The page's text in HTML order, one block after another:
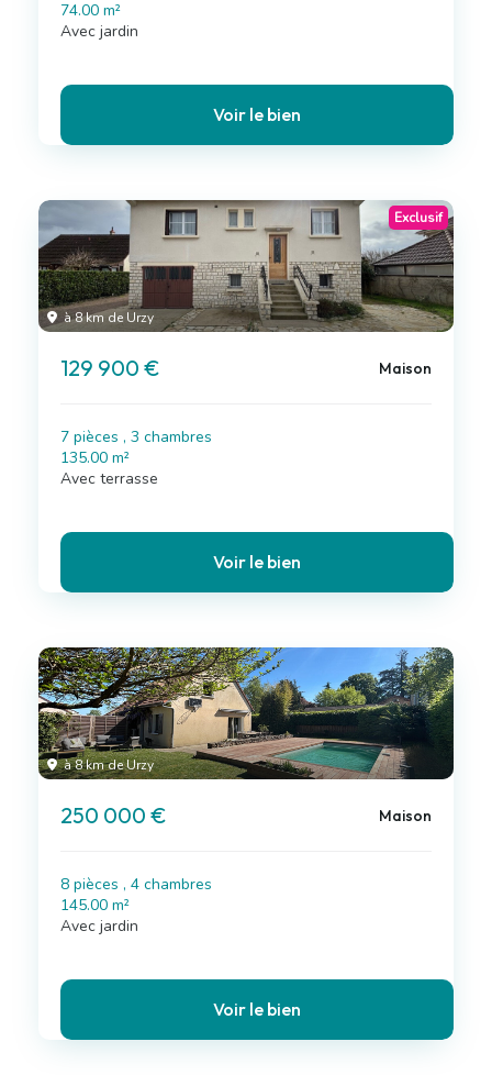
74.00 m²
Avec jardin
Voir le bien
à 8 km de Urzy
Exclusif
129 900 € Maison
7 pièces , 3 chambres
135.00 m²
Avec terrasse
Voir le bien
à 8 km de Urzy
250 000 € Maison
8 pièces , 4 chambres
145.00 m²
Avec jardin
Voir le bien